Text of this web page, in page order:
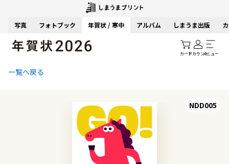
写真 フォトブック 年賀状 / 寒中 アルバム しまうま出版
カートアカウントメニュー
一覧へ戻る
NDD005